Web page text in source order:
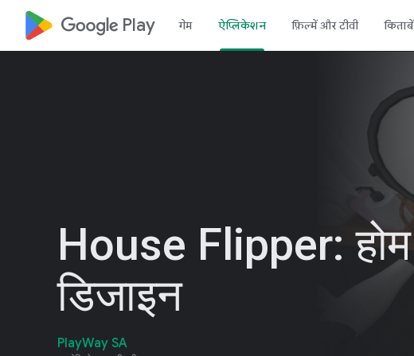
google_logo Play गेम ऐप्लिकेशन फ़िल्में और टीवी किताबें
House Flipper: होम
डिजाइन
PlayWay SA